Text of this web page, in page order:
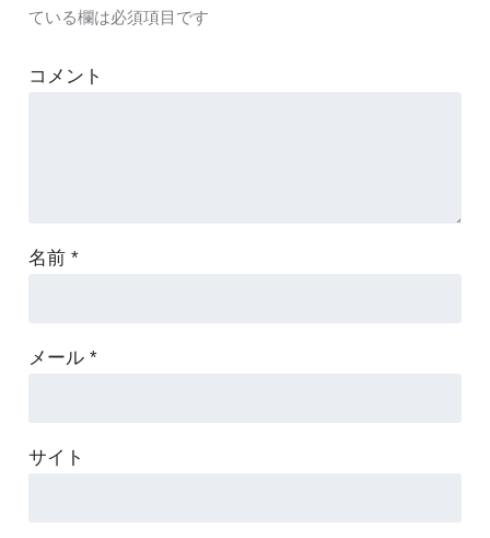
ている欄は必須項目です
コメント
名前 *
メール *
サイト